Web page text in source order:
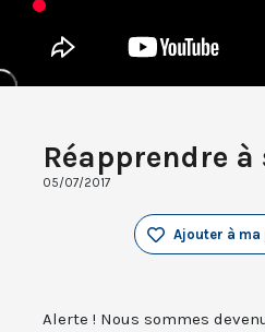
Réapprendre à
05/07/2017
Ajouter à
Alerte ! Nous sommes